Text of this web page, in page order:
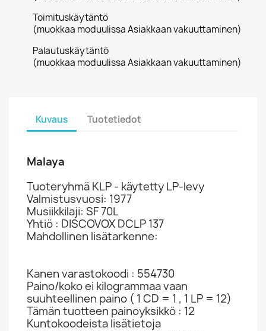
Toimituskäytäntö
(muokkaa moduulissa Asiakkaan vakuuttaminen)
Palautuskäytäntö
(muokkaa moduulissa Asiakkaan vakuuttaminen)
Kuvaus Tuotetiedot
Malaya
Tuoteryhmä KLP - käytetty LP-levy
Valmistusvuosi: 1977
Musiikkilaji: SF 70L
Yhtiö : DISCOVOX DCLP 137
Mahdollinen lisätarkenne:
Kanen varastokoodi : 554730
Paino/koko ei kilogrammaa vaan
suuhteellinen paino ( 1 CD = 1 , 1 LP = 12)
Tämän tuotteen painoyksikkö : 12
Kuntokoodeista lisätietoja